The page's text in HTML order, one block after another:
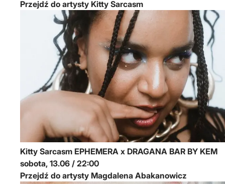
Przejdź do artysty Kitty Sarcasm
Kitty Sarcasm EPHEMERA x DRAGANA BAR BY KEM
sobota, 13.06 / 22:00
Przejdź do artysty Magdalena Abakanowicz